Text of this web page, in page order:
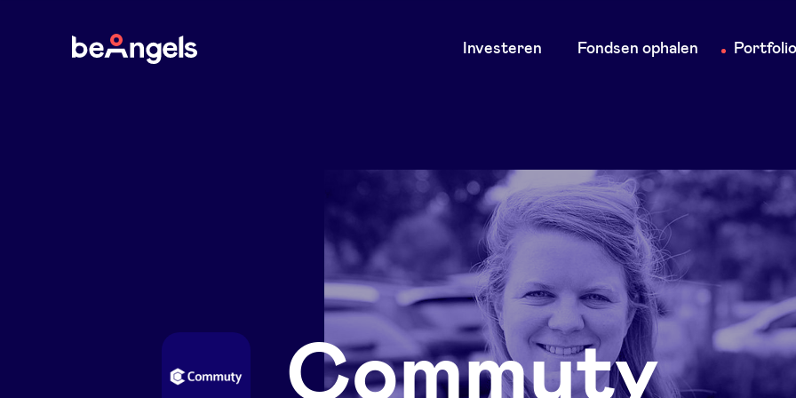
BeAngels
Main
Investeren Fondsen ophalen Portfolio
Commuty